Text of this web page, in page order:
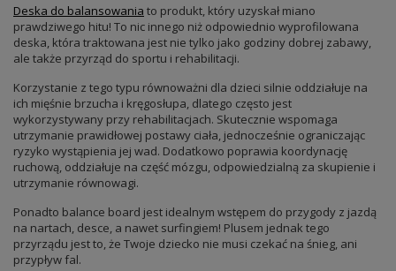
Deska do balansowania to produkt, który uzyskał miano
prawdziwego hitu! To nic innego niż odpowiednio wyprofilowana
deska, która traktowana jest nie tylko jako godziny dobrej zabawy,
ale także przyrząd do sportu i rehabilitacji.
Korzystanie z tego typu równoważni dla dzieci silnie oddziałuje na
ich mięśnie brzucha i kręgosłupa, dlatego często jest
wykorzystywany przy rehabilitacjach. Skutecznie wspomaga
utrzymanie prawidłowej postawy ciała, jednocześnie ograniczając
ryzyko wystąpienia jej wad. Dodatkowo poprawia koordynację
ruchową, oddziałuje na część mózgu, odpowiedzialną za skupienie i
utrzymanie równowagi.
Ponadto balance board jest idealnym wstępem do przygody z jazdą
na nartach, desce, a nawet surfingiem! Plusem jednak tego
przyrządu jest to, że Twoje dziecko nie musi czekać na śnieg, ani
przypływ fal.